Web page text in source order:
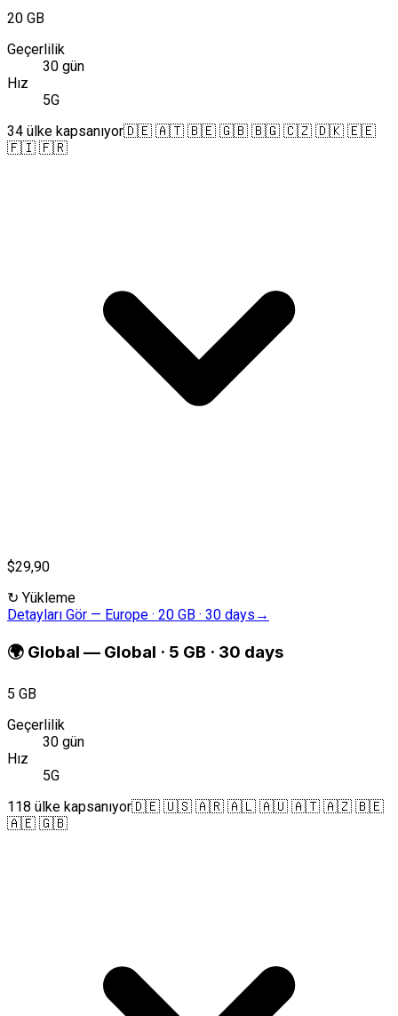
20 GB
Geçerlilik
30 gün
Hız
5G
34 ülke kapsanıyor🇩🇪 🇦🇹 🇧🇪 🇬🇧 🇧🇬 🇨🇿 🇩🇰 🇪🇪
🇫🇮 🇫🇷
$29,90
↻ Yükleme
Detayları Gör — Europe · 20 GB · 30 days →
🌍 Global — Global · 5 GB · 30 days
5 GB
Geçerlilik
30 gün
Hız
5G
118 ülke kapsanıyor🇩🇪 🇺🇸 🇦🇷 🇦🇱 🇦🇺 🇦🇹 🇦🇿 🇧🇪
🇦🇪 🇬🇧